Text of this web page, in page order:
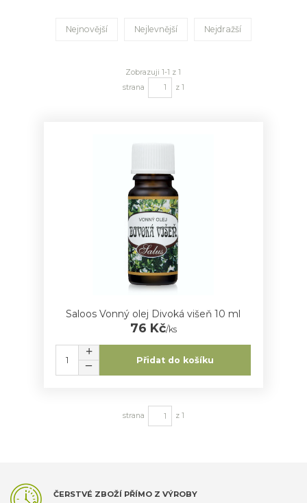
Nejnovější Nejlevnější Nejdražší
Zobrazuji 1-1 z 1
strana
z 1
Saloos Vonný olej Divoká višeň 10 ml
76 Kč/ks
Přidat do košíku
strana z 1
ČERSTVÉ ZBOŽÍ PŘÍMO Z VÝROBY